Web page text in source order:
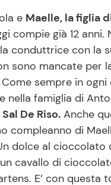
Le
Primi
e Maelle, la figlia
compie già 12 anni.
conduttrice con la
sono mancate per
sempre in ogni
nella famiglia di
De Riso. Anche
compleanno di
dolce al cioccolato
cavallo di
E’ con questa